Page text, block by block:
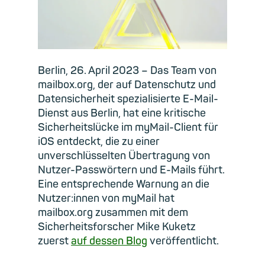
Berlin, 26. April 2023 – Das Team von
mailbox.org, der auf Datenschutz und
Datensicherheit spezialisierte E-Mail-
Dienst aus Berlin, hat eine kritische
Sicherheitslücke im myMail-Client für
iOS entdeckt, die zu einer
unverschlüsselten Übertragung von
Nutzer-Passwörtern und E-Mails führt.
Eine entsprechende Warnung an die
Nutzer:innen von myMail hat
mailbox.org zusammen mit dem
Sicherheitsforscher Mike Kuketz
zuerstauf dessen Blog veröffentlicht.